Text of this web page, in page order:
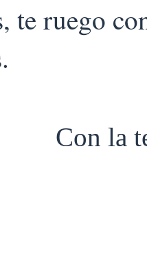
te ruego
Con la